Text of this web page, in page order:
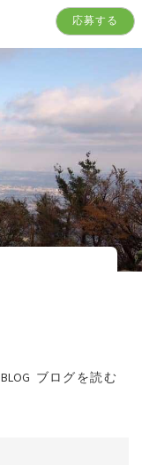
応募する
BLOG ブログを読む